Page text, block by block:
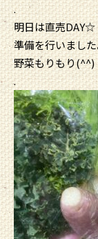
.
明日は直売DAY☆
準備を行いまし
野菜もりもり(^^)
.